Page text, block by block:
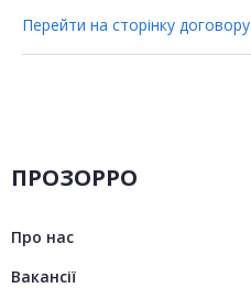
Перейти на сторінку договору
ПРОЗОРРО
Про нас
Вакансії